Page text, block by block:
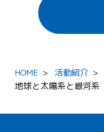
HOME > 活動紹介 >
地球と太陽系と銀河系